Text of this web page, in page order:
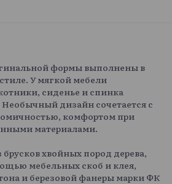
02 Esckimo 03 Esckimo 04
формы выполнены в
У мягкой мебели
сиденье и спинка
дизайн сочетается с
комфортом при
материалами.
хвойных пород дерева,
мебельных скоб и клея,
и березовой фанеры марки ФК